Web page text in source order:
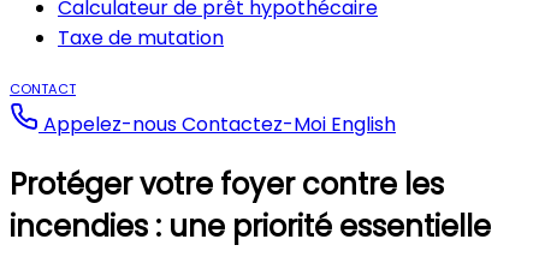
Calculateur de prêt hypothécaire
Taxe de mutation
CONTACT
Appelez-nousContactez-Moi English
Protéger votre foyer contre les
incendies : une priorité essentielle